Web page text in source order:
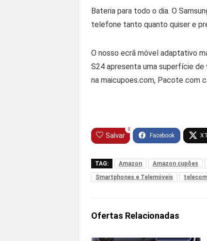
Bateria para todo o dia. O
telefone tanto quanto quiser e
O nosso ecrã móvel adaptativo
S24 apresenta uma superfície
na maicupoes.com, Pacote com
Salvar
0
TAG: Amazon Amazon cupões
Smartphones e Telemóveis
Ofertas Relacionadas